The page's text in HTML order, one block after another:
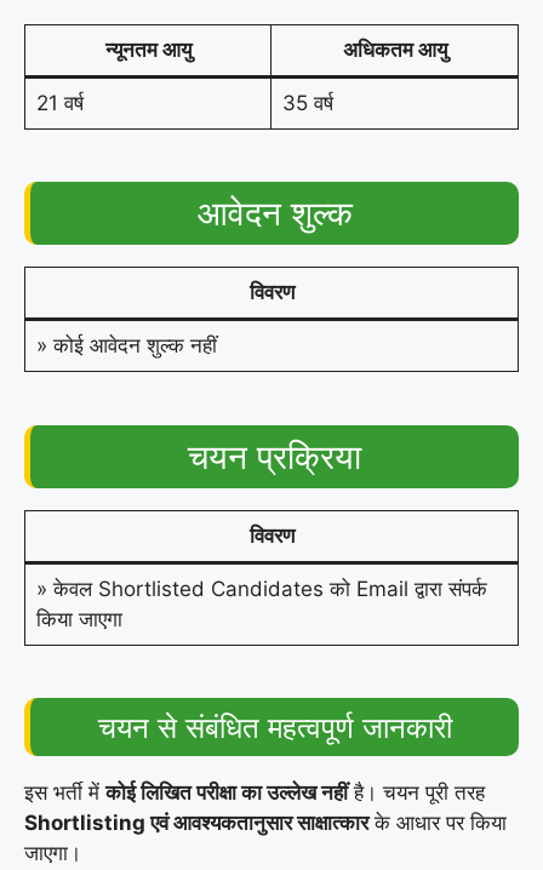
न्यूनतम आयु अधिकतम आयु
21 वर्ष 35 वर्ष
आवेदन शुल्क
विवरण
» कोई आवेदन शुल्क नहीं
चयन प्रक्रिया
विवरण
» केवल Shortlisted Candidates को Email द्वारा संपर्क
किया जाएगा
चयन से संबंधित महत्वपूर्ण जानकारी
इस भर्ती मेंकोई लिखित परीक्षा का उल्लेख नहींहै। चयन पूरी तरह
Shortlisting एवं आवश्यकतानुसार साक्षात्कारके आधार पर किया
जाएगा।